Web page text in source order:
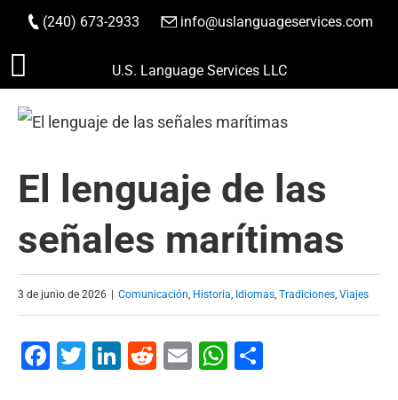
Saltar
contenido
(240) 673-2933 info@uslanguageservices.com
HACER PEDIDO
U.S. Language Services LLC
El lenguaje de las
señales marítimas
3 de junio de 2026 Comunicación, Historia, Idiomas, Tradiciones, Viajes
Facebook
Twitter
LinkedIn
Reddit
EmailWhatsApp